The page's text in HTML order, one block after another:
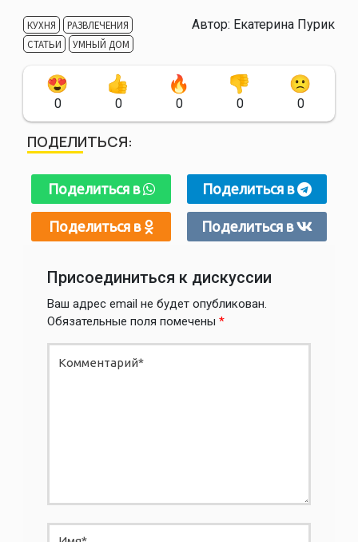
КУХНЯ
РАЗВЛЕЧЕНИЯ
СТАТЬИ
УМНЫЙ ДОМ
Автор: Екатерина Пурик
0 0 0 0 0
ПОДЕЛИТЬСЯ:
Поделиться в Поделиться в
Поделиться в Поделиться в
Присоединиться к дискуссии
Ваш адрес email не будет опубликован.
Обязательные поля помечены *